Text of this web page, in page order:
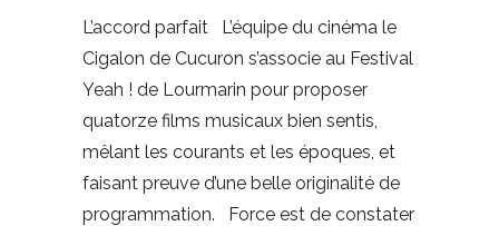
L’accord parfait L’équipe du cinéma le
Cigalon de Cucuron s’associe au Festival
Yeah ! de Lourmarin pour proposer
quatorze films musicaux bien sentis,
mêlant les courants et les époques, et
faisant preuve d’une belle originalité de
programmation. Force est de constater